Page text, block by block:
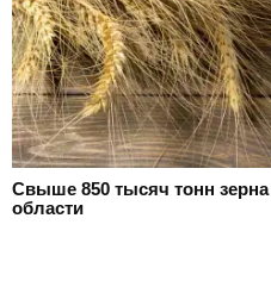
Свыше 850 тысяч тонн
области